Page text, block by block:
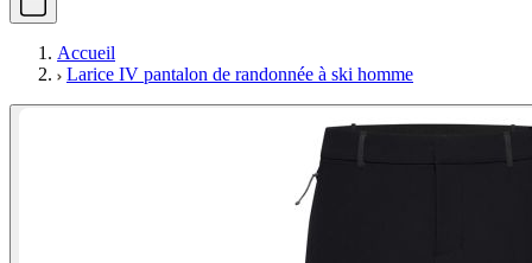
Accueil
Larice IV pantalon de randonnée à ski homme